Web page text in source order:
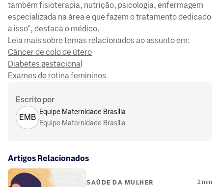
também fisioterapia, nutrição, psicologia, enfermagem
especializada na área e que fazem o tratamento dedicado
a isso", destaca o médico.
Leia mais sobre temas relacionados ao assunto em:
Câncer de colo de útero
Diabetes gestacional
Exames de rotina femininos
Escrito por
EMB
Equipe Maternidade Brasília
Equipe Maternidade Brasília
Artigos Relacionados
SAÚDE DA MULHER 2min